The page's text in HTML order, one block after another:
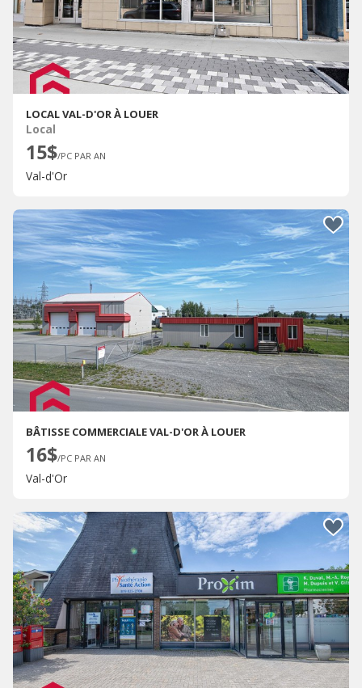
LOCAL VAL-D'OR À LOUER
Local
15$/PC PAR AN
Val-d'Or
BÂTISSE COMMERCIALE VAL-D'OR À LOUER
16$/PC PAR AN
Val-d'Or